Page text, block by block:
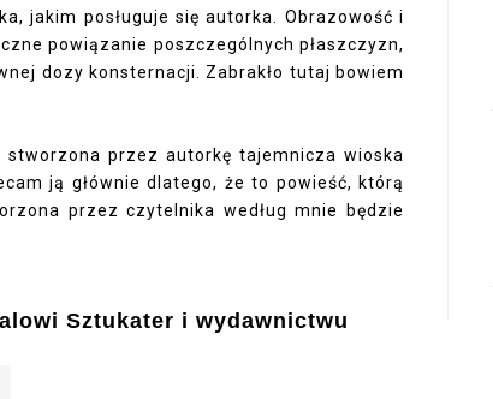
jakim posługuje się autorka. Obrazowość i
powiązanie poszczególnych płaszczyzn,
dozy konsternacji. Zabrakło tutaj bowiem
przez autorkę tajemnicza wioska
ją głównie dlatego, że to powieść, którą
przez czytelnika według mnie będzie
Sztukater i wydawnictwu